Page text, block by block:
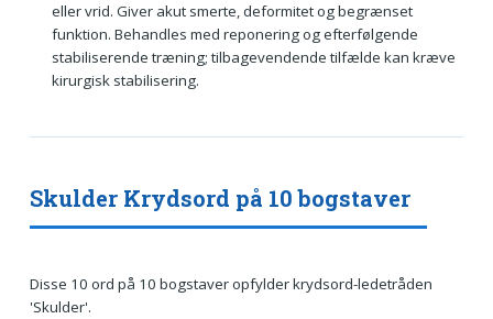
eller vrid. Giver akut smerte, deformitet og begrænset
funktion. Behandles med reponering og efterfølgende
stabiliserende træning; tilbagevendende tilfælde kan kræve
kirurgisk stabilisering.
Skulder Krydsord på 10 bogstaver
Disse 10 ord på 10 bogstaver opfylder krydsord-ledetråden
'Skulder'.